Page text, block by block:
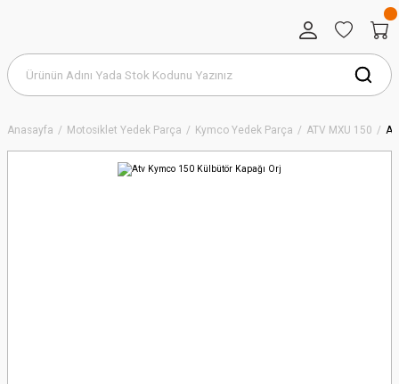
Anasayfa Motosiklet Yedek Parça Kymco Yedek Parça ATV MXU 150